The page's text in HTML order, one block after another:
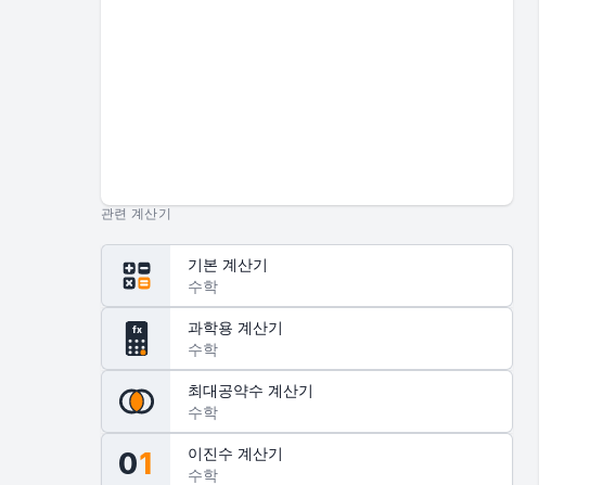
관련 계산기
기본 계산기
수학
fx
과학용 계산기
수학
최대공약수 계산기
수학
01
이진수 계산기
수학